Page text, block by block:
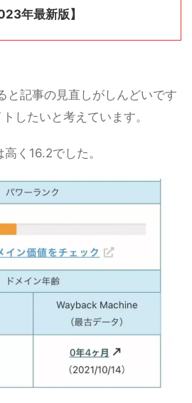
年最新版】
と記事の見直しがしんどいです
したいと考えています。
く16.2でした。